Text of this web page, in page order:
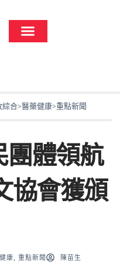
綜合>醫藥健康>重點新聞
團體領航
協會獲頒
康 重點新聞 陳苗生